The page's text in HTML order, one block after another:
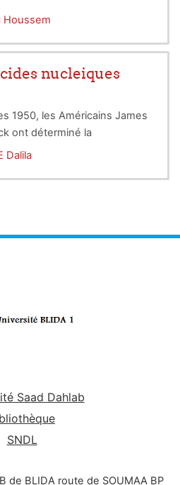
Houssem
nucleiques
1950, les Américains James
ont déterminé la
constituant les gènes,
.
Dalila
Saad Dahlab
SNDL
de BLIDA route de SOUMAA BP